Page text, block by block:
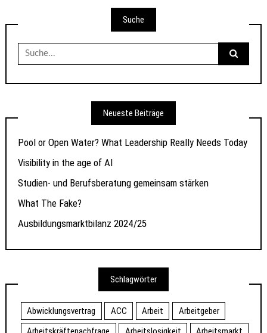
Suche
Suche
nach:
Neueste Beiträge
Pool or Open Water? What Leadership Really Needs Today
Visibility in the age of AI
Studien- und Berufsberatung gemeinsam stärken
What The Fake?
Ausbildungsmarktbilanz 2024/25
Schlagwörter
Abwicklungsvertrag ACC Arbeit
Arbeitgeber